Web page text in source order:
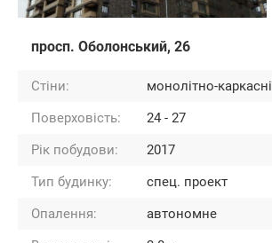
просп. Оболонський, 26
Стіни:
монолітно-каркасні
Поверховість:
24 - 27
Рік побудови:
2017
Тип будинку:
спец. проект
Опалення:
автономне